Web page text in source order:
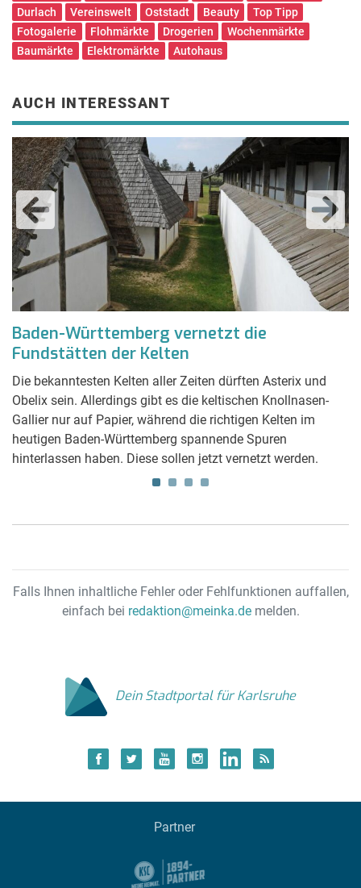
Durlach
Vereinswelt Oststadt Beauty
Top Tipp
Fotogalerie
Flohmärkte Drogerien
Wochenmärkte
Baumärkte
Elektromärkte Autohaus
AUCH INTERESSANT
Baden-Württemberg vernetzt die
Fundstätten der Kelten
Die bekanntesten Kelten aller Zeiten dürften Asterix und
Obelix sein. Allerdings gibt es die keltischen Knollnasen-
Gallier nur auf Papier, während die richtigen Kelten im
heutigen Baden-Württemberg spannende Spuren
hinterlassen haben. Diese sollen jetzt vernetzt werden.
Falls Ihnen inhaltliche Fehler oder Fehlfunktionen auffallen,
einfach bei redaktion@meinka.demelden.
Dein Stadtportal für Karlsruhe
Partner